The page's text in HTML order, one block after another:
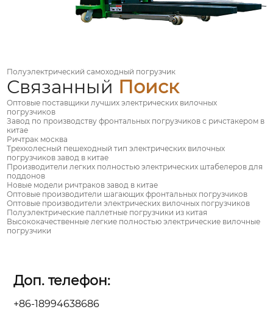
Полуэлектрический самоходный погрузчик
Связанный Поиск
Оптовые поставщики лучших электрических вилочных
погрузчиков
Завод по производству фронтальных погрузчиков с ричстакером в
китае
Ричтрак москва
Трехколесный пешеходный тип электрических вилочных
погрузчиков завод в китае
Производители легких полностью электрических штабелеров для
поддонов
Новые модели ричтраков завод в китае
Оптовые производители шагающих фронтальных погрузчиков
Оптовые производители электрических вилочных погрузчиков
Полуэлектрические паллетные погрузчики из китая
Высококачественные легкие полностью электрические вилочные
погрузчики
Доп. телефон:
+86-18994638686